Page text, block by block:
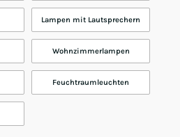
Lampen mit Lautsprechern
Wohnzimmerlampen
Feuchtraumleuchten